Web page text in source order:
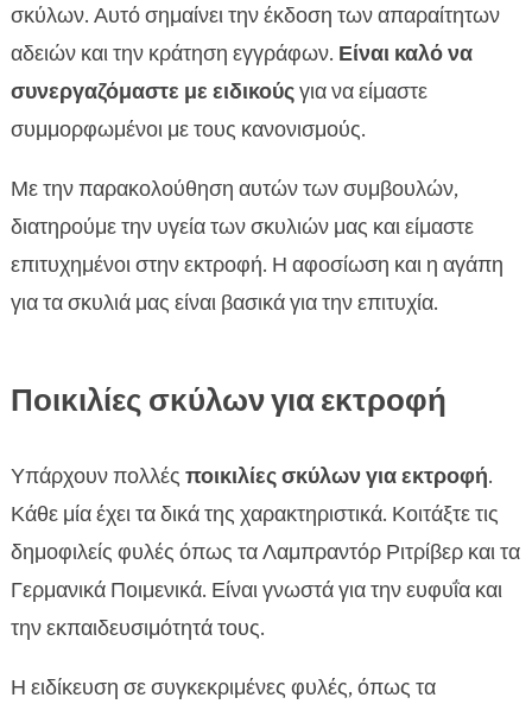
σκύλων. Αυτό σημαίνει την έκδοση των απαραίτητων
αδειών και την κράτηση εγγράφων. Είναι καλό να
συνεργαζόμαστε με ειδικούςγια να είμαστε
συμμορφωμένοι με τους κανονισμούς.
Με την παρακολούθηση αυτών των συμβουλών,
διατηρούμε την υγεία των σκυλιών μας και είμαστε
επιτυχημένοι στην εκτροφή. Η αφοσίωση και η αγάπη
για τα σκυλιά μας είναι βασικά για την επιτυχία.
Ποικιλίες σκύλων για εκτροφή
Υπάρχουν πολλές ποικιλίες σκύλων για εκτροφή.
Κάθε μία έχει τα δικά της χαρακτηριστικά. Κοιτάξτε τις
δημοφιλείς φυλές όπως τα Λαμπραντόρ Ριτρίβερ και τα
Γερμανικά Ποιμενικά. Είναι γνωστά για την ευφυΐα και
την εκπαιδευσιμότητά τους.
Η ειδίκευση σε συγκεκριμένες φυλές, όπως τα